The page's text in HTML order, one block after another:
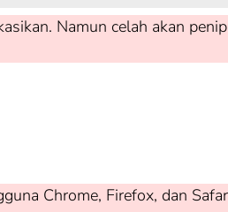
Namun celah akan
Chrome, Firefox, dan